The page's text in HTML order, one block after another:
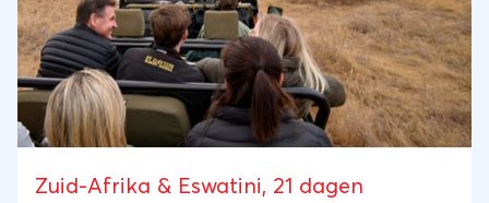
Zuid-Afrika & Eswatini, 21 dagen